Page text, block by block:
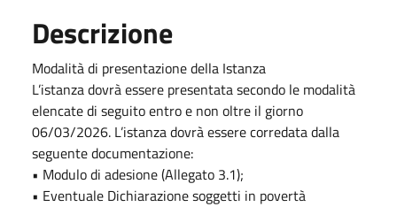
Descrizione
Modalità di presentazione della Istanza
L’istanza dovrà essere presentata secondo le modalità
elencate di seguito entro e non oltre il giorno
06/03/2026. L’istanza dovrà essere corredata dalla
seguente documentazione:
• Modulo di adesione (Allegato 3.1);
• Eventuale Dichiarazione soggetti in povertà